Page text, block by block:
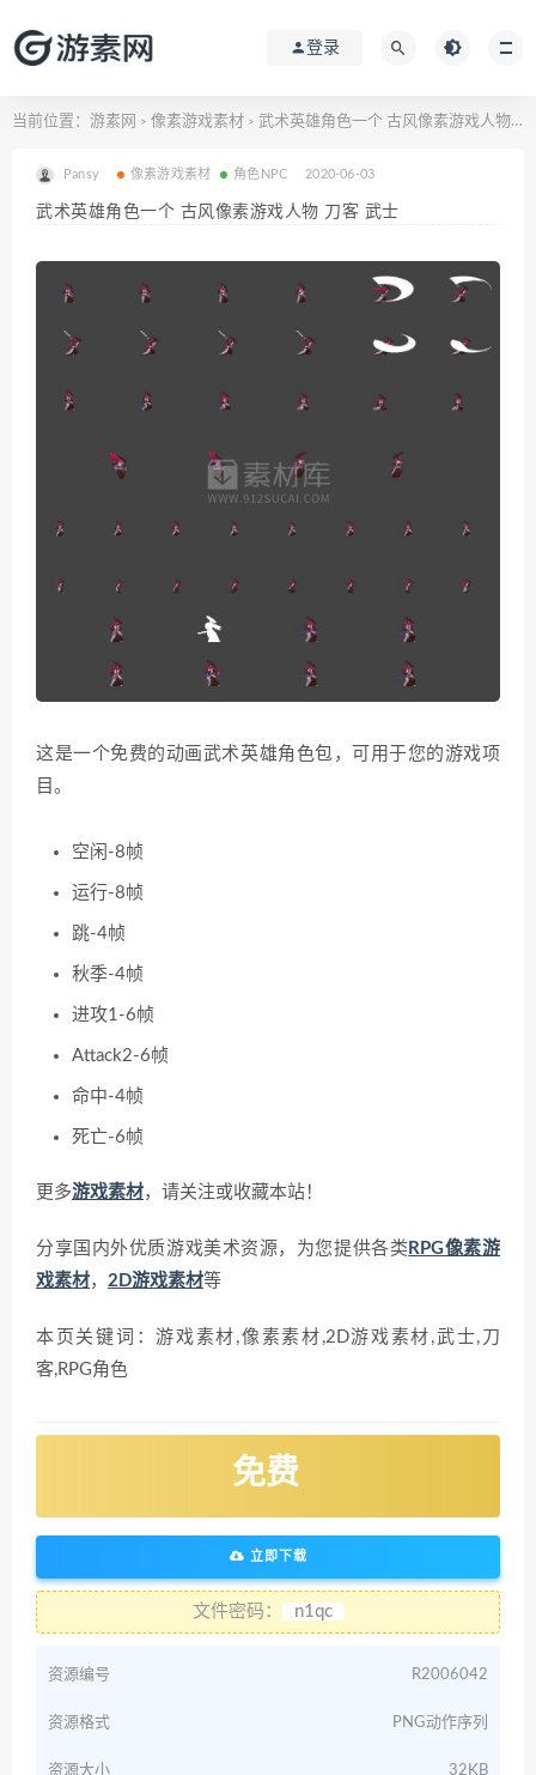
登录
当前位置： 游素网 > 像素游戏素材 > 武术英雄角色一个 古风像素游戏人物 刀客 武士
Pansy 像素游戏素材 角色NPC 2020-06-03
武术英雄角色一个 古风像素游戏人物 刀客 武士
这是一个免费的动画武术英雄角色包，可用于您的游戏项
目。
空闲-8帧
运行-8帧
跳-4帧
秋季-4帧
进攻1-6帧
Attack2-6帧
命中-4帧
死亡-6帧
更多游戏素材，请关注或收藏本站！
分享国内外优质游戏美术资源，为您提供各类 RPG像素游
戏素材， 2D游戏素材等
本页关键词：游戏素材,像素素材,2D游戏素材,武士,刀
客,RPG角色
免费
立即下载
文件密码： n1qc
资源编号 R2006042
资源格式 PNG动作序列
资源大小 32KB